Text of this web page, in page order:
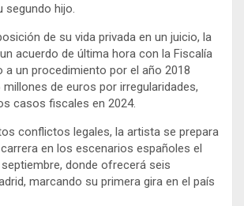
segundo hijo.
de su vida privada en un juicio, la
acuerdo de última hora con la Fiscalía
a un procedimiento por el año 2018
de euros por irregularidades,
casos fiscales en 2024.
conflictos legales, la artista se prepara
en los escenarios españoles el
donde ofrecerá seis
marcando su primera gira en el país